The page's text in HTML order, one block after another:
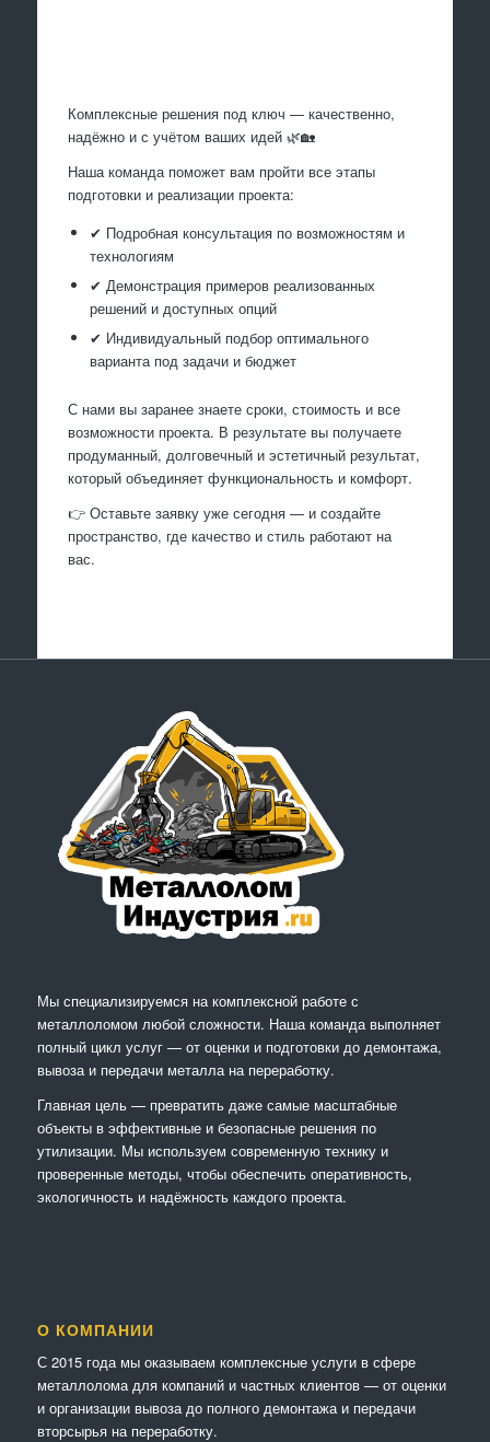
Комплексные решения под ключ — качественно,
надёжно и с учётом ваших идей 🌿🏡
Наша команда поможет вам пройти все этапы
подготовки и реализации проекта:
✔ Подробная консультация по возможностям и
технологиям
✔ Демонстрация примеров реализованных
решений и доступных опций
✔ Индивидуальный подбор оптимального
варианта под задачи и бюджет
С нами вы заранее знаете сроки, стоимость и все
возможности проекта. В результате вы получаете
продуманный, долговечный и эстетичный результат,
который объединяет функциональность и комфорт.
👉 Оставьте заявку уже сегодня — и создайте
пространство, где качество и стиль работают на
вас.
Мы специализируемся на комплексной работе с
металлоломом любой сложности. Наша команда выполняет
полный цикл услуг — от оценки и подготовки до демонтажа,
вывоза и передачи металла на переработку.
Главная цель — превратить даже самые масштабные
объекты в эффективные и безопасные решения по
утилизации. Мы используем современную технику и
проверенные методы, чтобы обеспечить оперативность,
экологичность и надёжность каждого проекта.
О КОМПАНИИ
С 2015 года мы оказываем комплексные услуги в сфере
металлолома для компаний и частных клиентов — от оценки
и организации вывоза до полного демонтажа и передачи
вторсырья на переработку.